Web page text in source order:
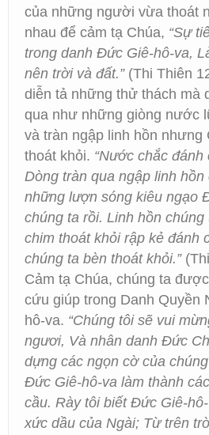
của những người vừa thoát
nhau để cảm tạ Chúa, “Sự
trong danh Đức Giê-hô-va,
nên trời và đất.” (Thi Thiên
diễn tả những thử thách mà
qua như những giòng nước
và tràn ngập linh hồn nhưng
thoát khỏi. “Nước chắc đánh
Dòng tràn qua ngập linh hồn
những lượn sóng kiêu ngạo
chúng ta rồi. Linh hồn
chim thoát khỏi rập kẻ đánh
chúng ta bèn thoát khỏi.”
Cảm tạ Chúa, chúng ta
cứu giúp trong Danh Quyền
hô-va. “Chúng tôi sẽ vui
ngươi, Và nhân danh Đức
dựng các ngọn cờ của
Đức Giê-hô-va làm thành
cầu. Rày tôi biết Đức Giê-
xức dầu của Ngài; Từ trên